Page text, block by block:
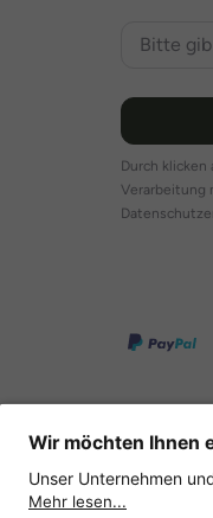
Durch
Verarbeitung